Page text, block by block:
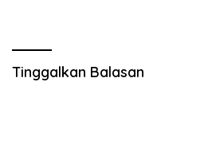
Tinggalkan Balasan